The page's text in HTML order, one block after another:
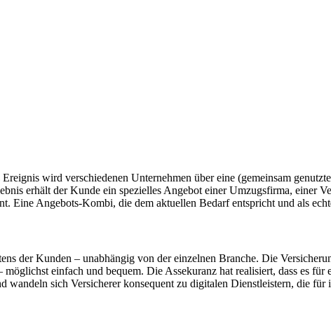
wird verschiedenen Unternehmen über eine (gemeinsam
erhält der Kunde ein spezielles Angebot einer Umzugsfirma, einer
Eine Angebots-Kombi, die dem aktuellen Bedarf entspricht und als
der Kunden – unabhängig von der einzelnen Branche. Die
einfach und bequem. Die Assekuranz hat realisiert, dass es für
wandeln sich Versicherer konsequent zu digitalen Dienstleistern, die